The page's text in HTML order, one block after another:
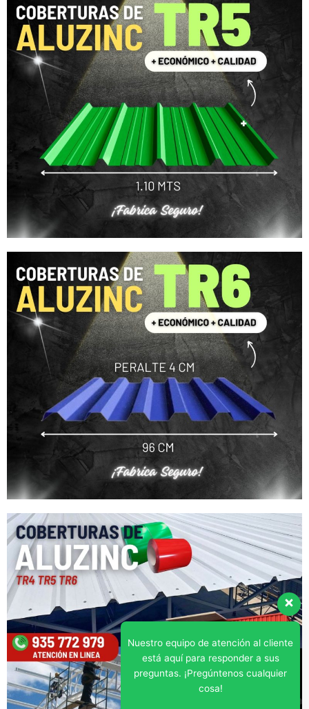
Nuestro equipo de atención al cliente
está aquí para responder a sus
preguntas. ¡Pregúntenos cualquier
cosa!